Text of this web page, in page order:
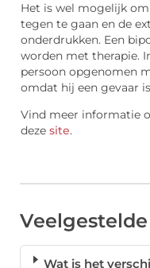
Het is wel mogelijk
tegen te gaan en de
onderdrukken. Een
worden met therapie.
persoon opgenomen
omdat hij een gevaar
Vind meer informatie
deze site.
Wat is het